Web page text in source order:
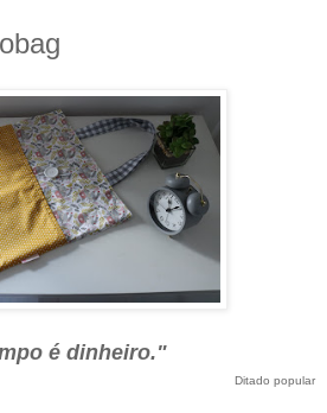
é dinheiro."
Ditado popular